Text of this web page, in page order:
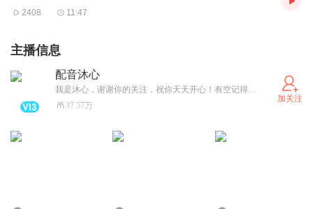
2408 11:47
主播信息
配音沐心
我是沐心，谢谢你的关注，祝你天天开心！有空记得来听我的书！
37.57万
加关注